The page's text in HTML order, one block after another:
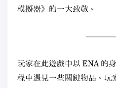
模擬器》的一大致敬。
玩家在此遊戲中以 ENA 的
程中遇見一些關鍵物品。玩